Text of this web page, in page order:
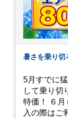
暑さを乗り切
5月すでに
して乗り切
特価！ ６月
入の際はご